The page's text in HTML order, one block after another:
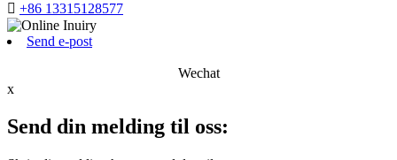
 +86 13315128577
Send e-post
Wechat
x
Send din melding til oss: